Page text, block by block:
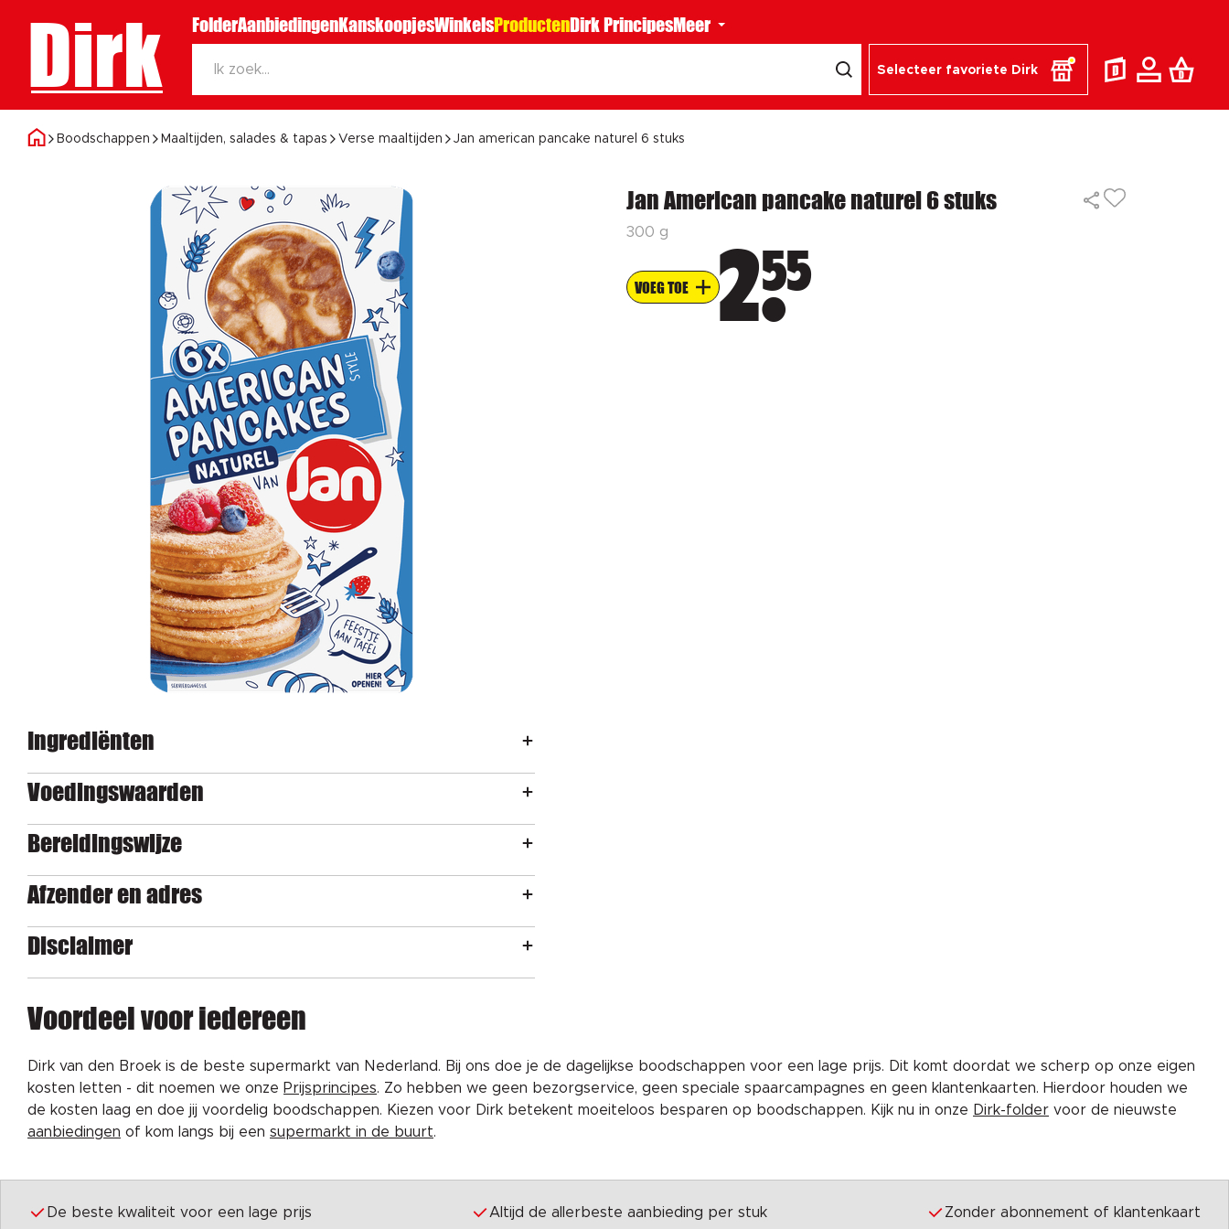
Dirk FolderAanbiedingenKanskoopjesWinkelsProductenDirk PrincipesMeer
Selecteer favoriete Dirk
Boodschappen Maaltijden, salades & tapas Verse maaltijden Jan american pancake naturel 6 stuks
Jan American pancake naturel 6 stuks
300 g
VOEG TOE 255
Ingrediënten
Voedingswaarden
Bereidingswijze
Afzender en adres
Disclaimer
Voordeel voor iedereen
Dirk van den Broek is de beste supermarkt van Nederland. Bij ons doe je de dagelijkse boodschappen voor een lage prijs. Dit komt doordat we scherp op onze eigen
kosten letten - dit noemen we onze Prijsprincipes. Zo hebben we geen bezorgservice, geen speciale spaarcampagnes en geen klantenkaarten. Hierdoor houden we
de kosten laag en doe jij voordelig boodschappen. Kiezen voor Dirk betekent moeiteloos besparen op boodschappen. Kijk nu in onze Dirk-folder voor de nieuwste
aanbiedingen of kom langs bij een supermarkt in de buurt.
De beste kwaliteit voor een lage prijs Altijd de allerbeste aanbieding per stuk Zonder abonnement of klantenkaart